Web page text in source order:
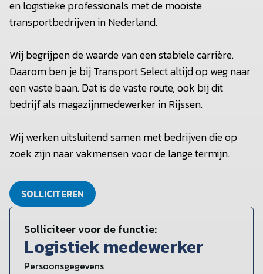
en logistieke professionals met de mooiste
transportbedrijven in Nederland.
Wij begrijpen de waarde van een stabiele carrière.
Daarom ben je bij Transport Select altijd op weg naar
een vaste baan. Dat is de vaste route, ook bij dit
bedrijf als magazijnmedewerker in Rijssen.
Wij werken uitsluitend samen met bedrijven die op
zoek zijn naar vakmensen voor de lange termijn.
SOLLICITEREN
Solliciteer voor de functie:
Logistiek medewerker
Persoonsgegevens